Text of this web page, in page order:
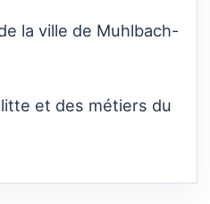
la ville de Muhlbach-
et des métiers du